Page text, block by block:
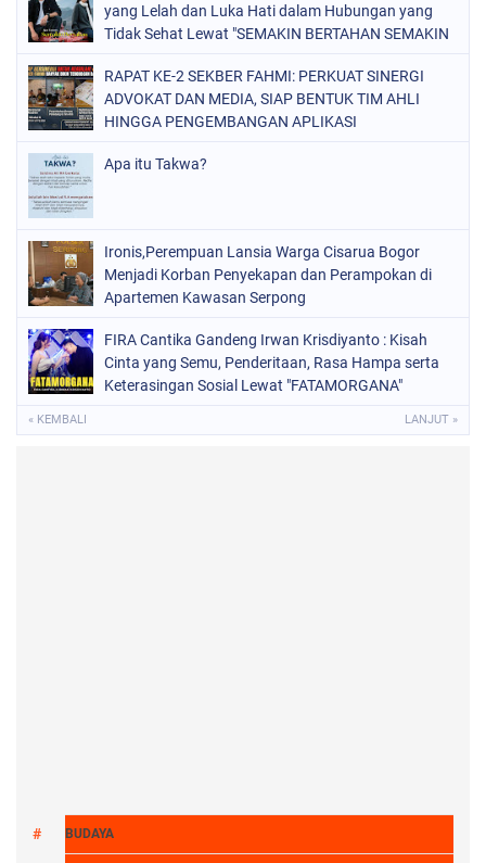
yang Lelah dan Luka Hati dalam Hubungan yang
Tidak Sehat Lewat "SEMAKIN BERTAHAN SEMAKIN
RAPAT KE-2 SEKBER FAHMI: PERKUAT SINERGI
ADVOKAT DAN MEDIA, SIAP BENTUK TIM AHLI
HINGGA PENGEMBANGAN APLIKASI
Apa itu Takwa?
Ironis,Perempuan Lansia Warga Cisarua Bogor
Menjadi Korban Penyekapan dan Perampokan di
Apartemen Kawasan Serpong
FIRA Cantika Gandeng Irwan Krisdiyanto : Kisah
Cinta yang Semu, Penderitaan, Rasa Hampa serta
Keterasingan Sosial Lewat "FATAMORGANA"
« KEMBALI LANJUT »
BUDAYA